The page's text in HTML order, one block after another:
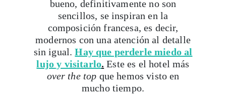
bueno, definitivamente no son
sencillos, se inspiran en la
composición francesa, es decir,
modernos con una atención al detalle
sin igual.Hay que perderle miedo al
lujo y visitarlo. Este es el hotel más
over the top que hemos visto en
mucho tiempo.